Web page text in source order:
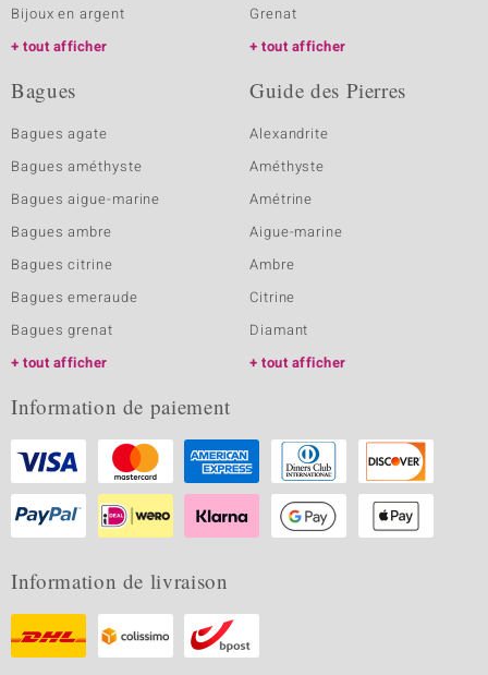
Bijoux en argent
tout afficher
Grenat
tout afficher
Bagues
Bagues agate
Bagues améthyste
Bagues aigue-marine
Bagues ambre
Bagues citrine
Bagues emeraude
Bagues grenat
tout afficher
Guide des Pierres
Alexandrite
Améthyste
Amétrine
Aigue-marine
Ambre
Citrine
Diamant
tout afficher
Information de paiement
Information de livraison